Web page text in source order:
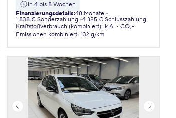
in 4 bis 8 Wochen
Finanzierungsdetails:48 Monate
1.838 € Sonderzahlung 4.825 € Schlusszahlung
Kraftstoffverbrauch (kombiniert): k.A.
CO₂-
Emissionen kombiniert: 132 g/km